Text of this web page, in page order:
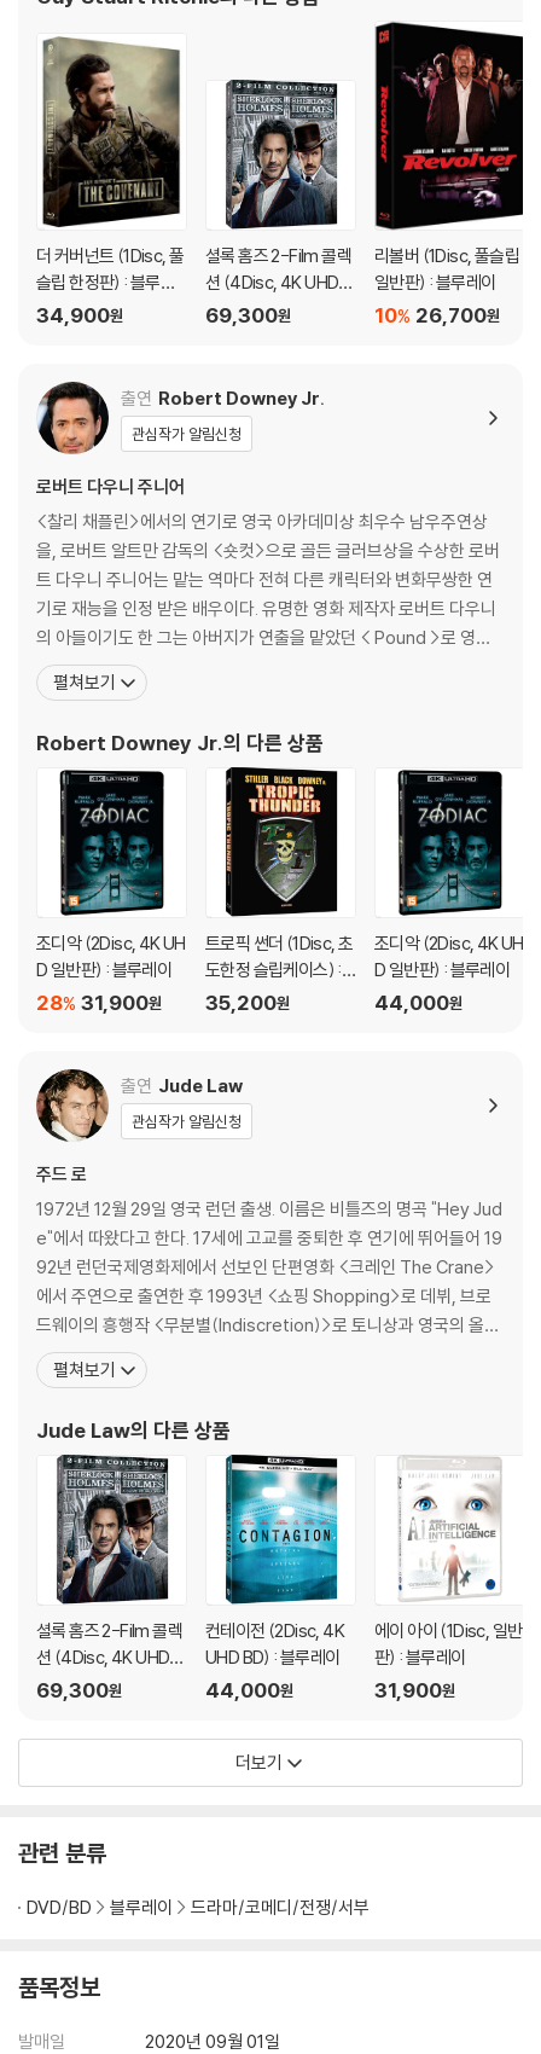
있으며, 상품의 불량이 아닙니다. 단, 재생에 이상이 있는 경우에는 불량으
로 인한 반품/교환이 가능합니다.
※ 교환/반품 안내
1) 불량으로 인한 교환/반품 요청 시에는 불량 확인을 위해 개봉 시의 동영
상을 요청할 수 있으며, 동영상이 없는 경우 교환/반품이 제한될 수 있습니
관련 사진과 동영상 및 재생 기기 모델명을 첨부하여 첨부하여 고객센터에
문의 바랍니다.
2) 사양 오인지, 오 구매, 변심 사유로의 반품은 제품 개봉 전에만 운임비
부담 후 처리 가능합니다.
이동 과정에서의 손상이 발생하면, 재 판매가 어려우므로 신중한 구매 선
택을 부탁드립니다.
4) 한정판 상품의 변심, 오구매로 인한 반품은 회송된 상품의 상태 확인 후
탁드립니다.
더 커버넌트 (1Disc, 풀
슬립 한정판) : 블루레
이
34,900원
셜록 홈즈 2-Film 콜렉
션 (4Disc, 4K UHD
슬립케이스 포함) : 블
69,300원
리볼버 (1Disc, 풀슬립
일반판) : 블루레이
26,700원
10%
출연 Robert Downey Jr.
관심작가 알림신청
로버트 다우니 주니어
<찰리 채플린>에서의 연기로 영국 아카데미상 최우수 남우주연상
을, 로버트 알트만 감독의 <숏컷>으로 골든 글러브상을 수상한 로버
트 다우니 주니어는 맡는 역마다 전혀 다른 캐릭터와 변화무쌍한 연
기로 재능을 인정 받은 배우이다. 유명한 영화 제작자 로버트 다우니
의 아들이기도 한 그는 아버지가 연출을 맡았던 < Pound >로 영화
에 데뷔한 이후 <올리버 스톤의 킬러>에서 냉소적인 토크쇼 호스트
로, <인 드림스>에서 광적인 복수심에 사로잡힌 악당으로 분해 자기
의 사랑 만들기>에서 코미디에 도전한 로버트 다우니 주니
펼쳐보기
Robert Downey Jr.의 다른 상품
조디악 (2Disc, 4K UH
D 일반판) : 블루레이
31,900원
28%
트로픽 썬더 (1Disc, 초
도한정 슬립케이스) :
블루레이
35,200원
조디악 (2Disc, 4K UH
D 일반판) : 블루레이
44,000원
출연 Jude Law
관심작가 알림신청
주드 로
1972년 12월 29일 영국 런던 출생. 이름은 비틀즈의 명곡 "Hey Jud
e"에서 따왔다고 한다. 17세에 고교를 중퇴한 후 연기에 뛰어들어 19
92년 런던국제영화제에서 선보인 단편영화 <크레인 The Crane>
에서 주연으로 출연한 후 1993년 <쇼핑 Shopping>로 데뷔, 브로
드웨이의 흥행작 <무분별(Indiscretion)>로 토니상과 영국의 올리
비에상에 노미네이트되면서 주목받기 시작했다. 96년 헐리웃에 진
출, 97년 극작가 오스카 와일드의 전기 영화 <와일드>(97)에서 와
vening Stan
펼쳐보기
Jude Law의 다른 상품
셜록 홈즈 2-Film 콜렉
션 (4Disc, 4K UHD
슬립케이스 포함) : 블
69,300원
컨테이전 (2Disc, 4K
UHD BD) : 블루레이
44,000원
에이 아이 (1Disc, 일반
판) : 블루레이
31,900원
더보기
관련 분류
DVD/BD 블루레이 드라마/코메디/전쟁/서부
품목정보
발매일
2020년 09월 01일